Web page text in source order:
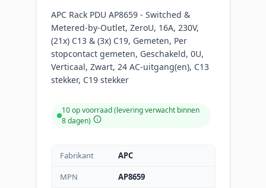
APC Rack PDU AP8659 - Switched &
Metered-by-Outlet, ZeroU, 16A, 230V,
(21x) C13 & (3x) C19, Gemeten, Per
stopcontact gemeten, Geschakeld, 0U,
Verticaal, Zwart, 24 AC-uitgang(en), C13
stekker, C19 stekker
10 op voorraad (levering verwacht binnen
8 dagen)
Fabrikant
APC
MPN
AP8659